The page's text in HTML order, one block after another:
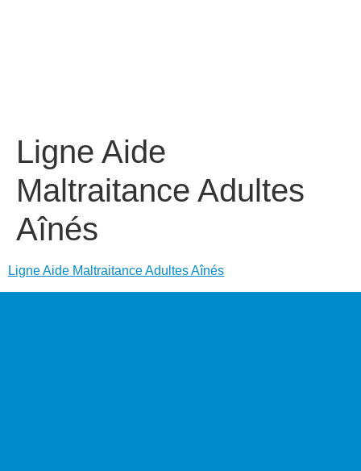
Ligne Aide
Maltraitance Adultes
Aînés
Ligne Aide Maltraitance Adultes Aînés